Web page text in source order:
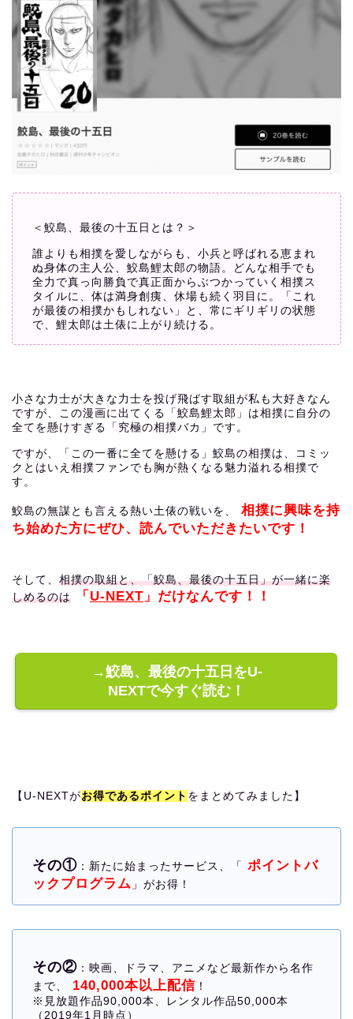
＜鮫島、最後の十五日とは？＞
誰よりも相撲を愛しながらも、小兵と呼ばれる恵まれ
ぬ身体の主人公、鮫島鯉太郎の物語。どんな相手でも
全力で真っ向勝負で真正面からぶつかっていく相撲ス
タイルに、体は満身創痍、休場も続く羽目に。「これ
が最後の相撲かもしれない」と、常にギリギリの状態
で、鯉太郎は土俵に上がり続ける。
小さな力士が大きな力士を投げ飛ばす取組が私も大好きなん
ですが、この漫画に出てくる「鮫島鯉太郎」は相撲に自分の
全てを懸けすぎる「究極の相撲バカ」です。
ですが、「この一番に全てを懸ける」鮫島の相撲は、コミッ
クとはいえ相撲ファンでも胸が熱くなる魅力溢れる相撲で
す。
鮫島の無謀とも言える熱い土俵の戦いを、
相撲に興味を持
ち始めた方にぜひ、読んでいただきたいです！
そして、 相撲の取組と、「鮫島、最後の十五日」が一緒に楽
しめるのは
「 U-NEXT 」だけなんです！！
→鮫島、最後の十五日をU-
NEXTで今すぐ読む！
【U-NEXTがお得であるポイント をまとめてみました】
その① ：新たに始まったサービス、「
ポイントバ
ックプログラム 」がお得！
その② ：映画、ドラマ、アニメなど最新作から名作
まで、
140,000本以上配信 ！
※見放題作品90,000本、レンタル作品50,000本
（2019年1月時点）